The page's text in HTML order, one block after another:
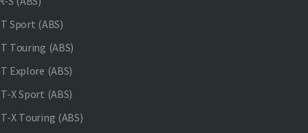
Sport (ABS)
Touring (ABS)
Explore (ABS)
X Sport (ABS)
X Touring (ABS)